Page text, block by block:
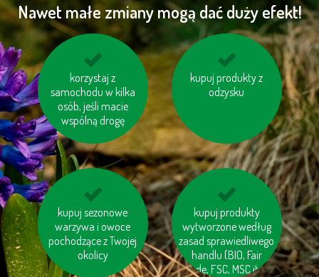
Nawet małe zmiany mogą dać duży efekt!
korzystaj z
samochodu w kilka
osób, jeśli macie
wspólną drogę
kompostuj odpady
organiczne
kupuj produkty z
odzysku
unikaj odpadów w
niepotrzebnych
kupuj sezonowe
warzywa i owoce
pochodzące z Twojej
okolicy
oszczędzaj wodę
kupuj produkty
wytworzone według
zasad sprawiedliwego
handlu (BIO, Fair
trade, FSC, MSC itp.)
Staraj się ograniczyć
produkcję śmieci